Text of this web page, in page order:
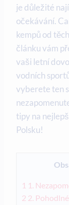
je ​důležité
očekávání.
kempů od‍
článku vám
vaši letní
vodních
vyberete ten
tipy na​
Polsku!
1 1.
2 2.